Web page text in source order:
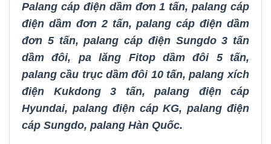
Palang cáp điện dầm đơn 1 tấn, palang cáp
điện dầm đơn 2 tấn, palang cáp điện dầm
đơn 5 tấn, palang cáp điện Sungdo 3 tấn
dầm đôi, pa lăng Fitop dầm đôi 5 tấn,
palang cầu trục dầm đôi 10 tấn,palang xích
điện Kukdong 3 tấn, palang điện cáp
Hyundai, palang điện cáp KG,palang điện
cáp Sungdo, palang Hàn Quốc.